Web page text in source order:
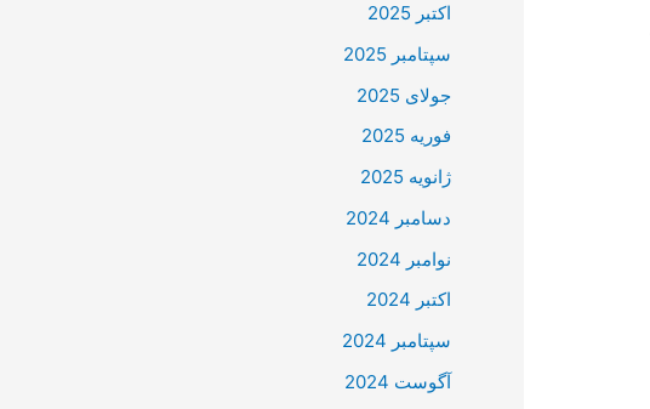
اکتبر 2025
سپتامبر 2025
جولای 2025
فوریه 2025
ژانویه 2025
دسامبر 2024
نوامبر 2024
اکتبر 2024
سپتامبر 2024
آگوست 2024